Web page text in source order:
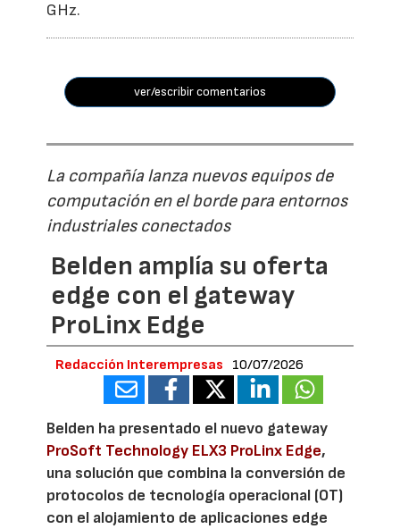
GHz.
ver/escribir comentarios
La compañía lanza nuevos equipos de
computación en el borde para entornos
industriales conectados
Belden amplía su oferta
edge con el gateway
ProLinx Edge
Redacción Interempresas 10/07/2026
Belden ha presentado el nuevo gateway
ProSoft Technology ELX3 ProLinx Edge,
una solución que combina la conversión de
protocolos de tecnología operacional (OT)
con el alojamiento de aplicaciones edge